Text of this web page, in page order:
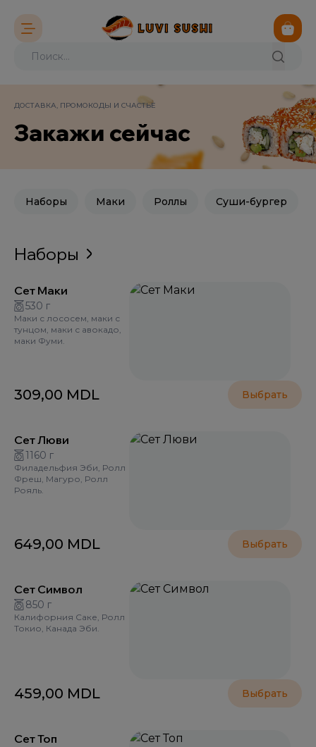
ДОСТАВКА, ПРОМОКОДЫ И СЧАСТЬЕ
Закажи сейчас
Наборы Маки Роллы Суши-бургер
Наборы
Сет Маки
530 г
Маки с лососем, маки с
тунцом, маки с авокадо,
маки Фуми.
309,00 MDL Выбрать
Сет Люви
1160 г
Филадельфия Эби, Ролл
Фреш, Магуро, Ролл
Рояль.
649,00 MDL Выбрать
Сет Символ
850 г
Калифорния Саке, Ролл
Токио, Канада Эби.
459,00 MDL Выбрать
Сет Топ